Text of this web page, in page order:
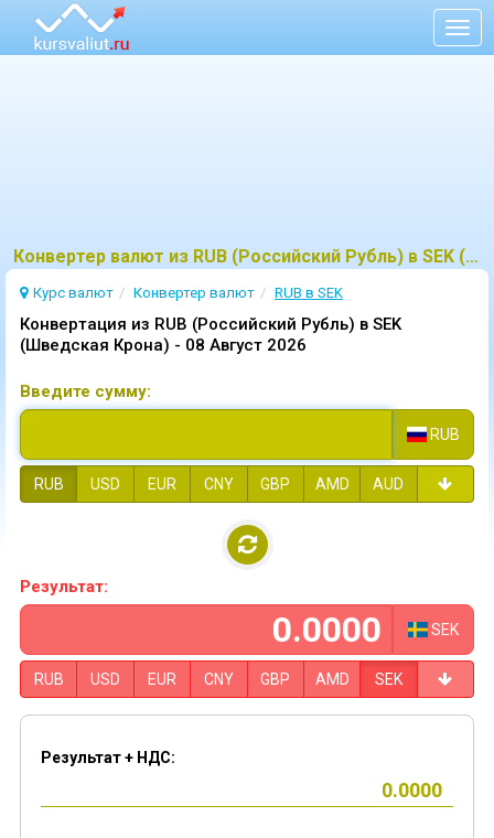
Конвертер валют из RUB (Российский Рубль) в SEK (Шведская Крона)
Курс валют Конвертер валют RUB в SEK
Конвертация из RUB (Российский Рубль) в SEK
(Шведская Крона) - 08 Август 2026
Введите сумму:
RUB
RUB USD EUR CNY GBP AMD AUD
Результат:
SEK
RUB USD EUR CNY GBP AMD SEK
Результат + НДС: